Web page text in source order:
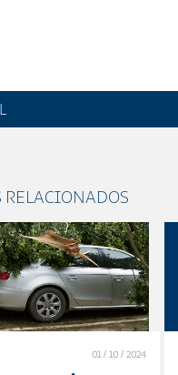
RELACIONADOS
01 / 10 / 2024